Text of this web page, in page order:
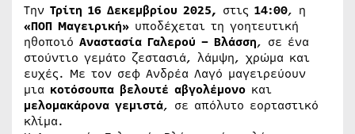
Την Τρίτη 16 Δεκεμβρίου 2025, στις 14:00, η
«ΠΟΠ Μαγειρική» υποδέχεται τη γοητευτική
ηθοποιό Αναστασία Γαλερού – Βλάσση, σε ένα
στούντιο γεμάτο ζεστασιά, λάμψη, χρώμα και
ευχές. Με τον σεφ Ανδρέα Λαγό μαγειρεύουν
μια κοτόσουπα βελουτέ αβγολέμονο και
μελομακάρονα γεμιστά, σε απόλυτο εορταστικό
κλίμα.